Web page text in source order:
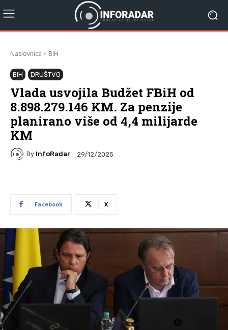
Naslovnica BiH
BIH DRUŠTVO
Vlada usvojila Budžet FBiH od
8.898.279.146 KM. Za penzije
planirano više od 4,4 milijarde
KM
By InfoRadar 29/12/2025
Facebook X